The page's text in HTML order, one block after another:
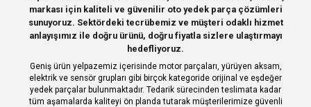
Ürün açıklamasında eksik bilgiler bulunuyor.
Ürün bilgilerinde hatalar bulunuyor.
Ürün fiyatı diğer sitelerden daha pahalı.
Bu ürüne benzer farklı alternatifler olmalı.
Deneyimini Paylaş
markası için kaliteli ve güvenilir oto yedek parça çözümleri
sunuyoruz. Sektördeki tecrübemiz ve müşteri odaklı hizmet
anlayışımız ile doğru ürünü, doğru fiyatla sizlere ulaştırmayı
hedefliyoruz.
Geniş ürün yelpazemiz içerisinde motor parçaları, yürüyen aksam,
elektrik ve sensör grupları gibi birçok kategoride orijinal ve eşdeğer
yedek parçalar bulunmaktadır. Tedarik sürecinden teslimata kadar
tüm aşamalarda kaliteyi ön planda tutarak müşterilerimize güvenli